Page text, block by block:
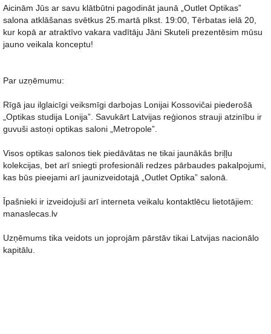
Aicinām Jūs ar savu klātbūtni pagodināt jaunā „Outlet Optikas”
salona atklāšanas svētkus 25.martā plkst. 19:00, Tērbatas ielā 20,
kur kopā ar atraktīvo vakara vadītāju Jāni Skuteli prezentēsim mūsu
jauno veikala konceptu!
Par uzņēmumu:
Rīgā jau ilglaicīgi veiksmīgi darbojas Lonijai Kossovičai piederošā
„Optikas studija Lonija”. Savukārt Latvijas reģionos strauji atzinību ir
guvuši astoņi optikas saloni „Metropole”.
Visos optikas salonos tiek piedāvātas ne tikai jaunākās briļļu
kolekcijas, bet arī sniegti profesionāli redzes pārbaudes pakalpojumi,
kas būs pieejami arī jaunizveidotajā „Outlet Optika” salonā.
Īpašnieki ir izveidojuši arī interneta veikalu kontaktlēcu lietotājiem:
manaslecas.lv
Uzņēmums tika veidots un joprojām pārstāv tikai Latvijas nacionālo
kapitālu.